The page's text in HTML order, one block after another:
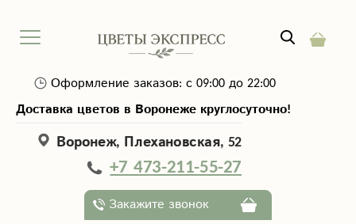
Оформление заказов: с 09:00 до 22:00
Доставка цветов в Воронеже круглосуточно!
Воронеж, Плехановская, 52
+7 473-211-55-27
Закажите звонок